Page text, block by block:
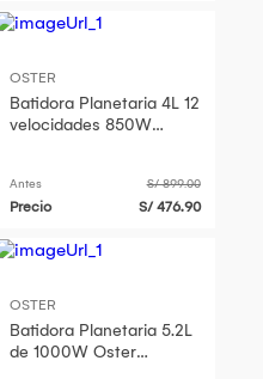
OSTER
Batidora Planetaria 4L 12
velocidades 850W
Antes S/ 899.00
Precio S/ 476.90
OSTER
Batidora Planetaria 5.2L
de 1000W Oster